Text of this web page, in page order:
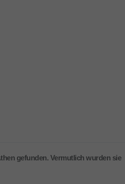
gefunden. Vermutlich wurden sie